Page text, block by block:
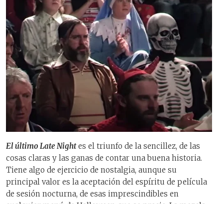
El último Late Nightes el triunfo de la sencillez, de las
cosas claras y las ganas de contar una buena historia.
Tiene algo de ejercicio de nostalgia, aunque su
principal valor es la aceptación del espíritu de película
de sesión nocturna, de esas imprescindibles en